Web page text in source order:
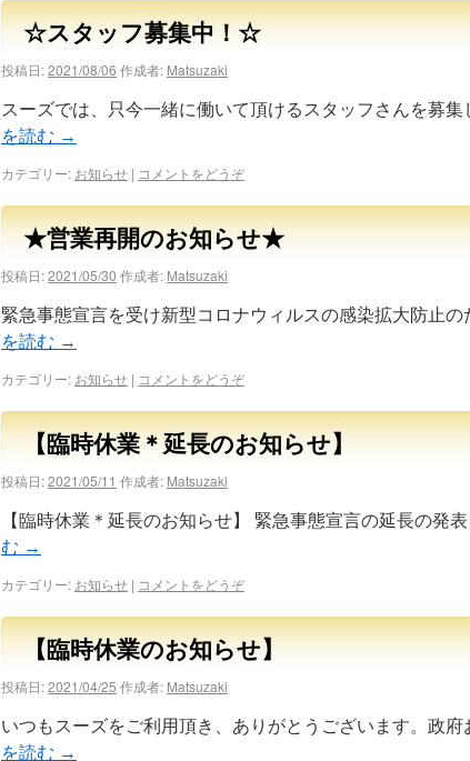
☆スタッフ募集中！☆
投稿日:2021/08/06 作成者: Matsuzaki
スーズでは、只今一緒に働いて頂けるスタッフさんを募
を読む →
カテゴリー: お知らせ | コメントをどうぞ
★営業再開のお知らせ★
投稿日:2021/05/30 作成者: Matsuzaki
緊急事態宣言を受け新型コロナウィルスの感染拡大防止
を読む →
カテゴリー: お知らせ | コメントをどうぞ
【臨時休業＊延長のお知らせ】
投稿日:2021/05/11 作成者: Matsuzaki
【臨時休業＊延長のお知らせ】 緊急事態宣言の延長の発
む →
カテゴリー: お知らせ | コメントをどうぞ
【臨時休業のお知らせ】
投稿日:2021/04/25 作成者: Matsuzaki
いつもスーズをご利用頂き、ありがとうございます。政
を読む →